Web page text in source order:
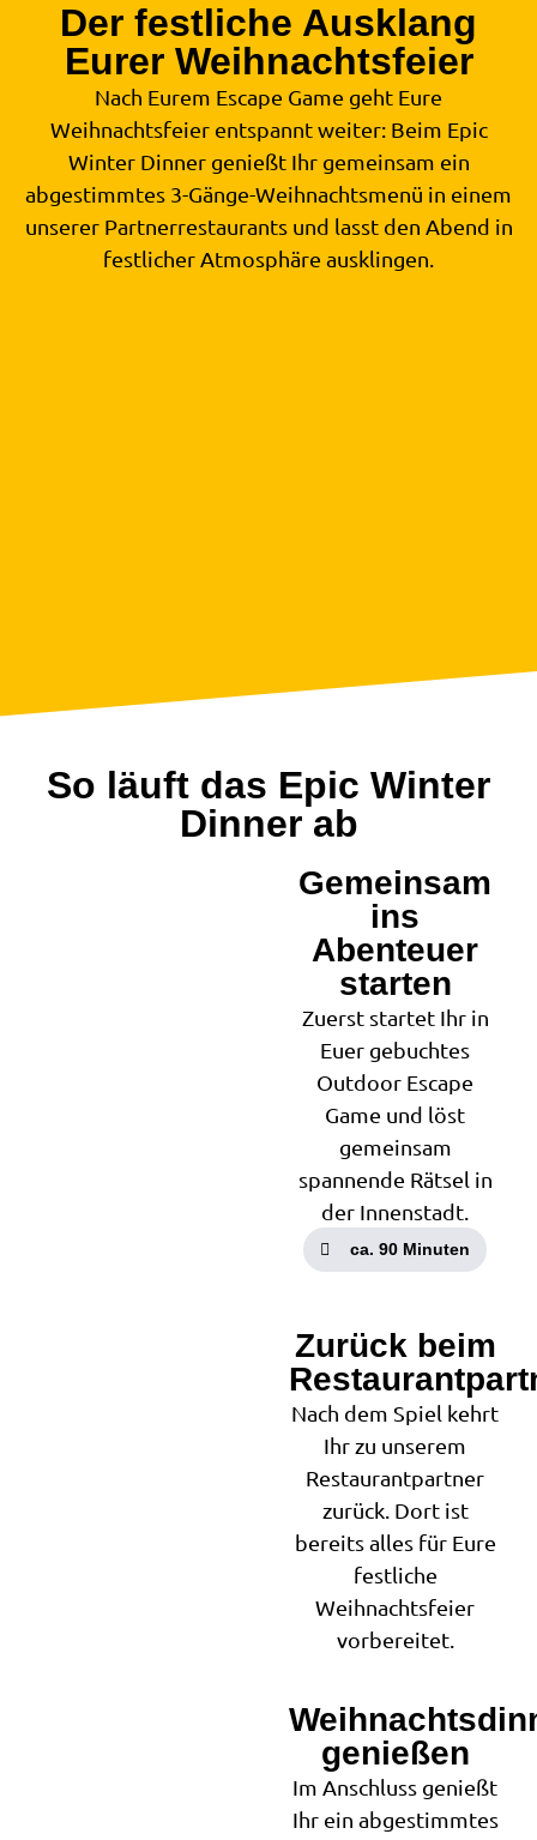
Der festliche Ausklang
Eurer Weihnachtsfeier
Nach Eurem Escape Game geht Eure
Weihnachtsfeier entspannt weiter: Beim Epic
Winter Dinner genießt Ihr gemeinsam ein
abgestimmtes 3-Gänge-Weihnachtsmenü in einem
unserer Partnerrestaurants und lasst den Abend in
festlicher Atmosphäre ausklingen.
So läuft das Epic Winter
Dinner ab
Gemeinsam
ins
Abenteuer
starten
Zuerst startet Ihr in
Euer gebuchtes
Outdoor Escape
Game und löst
gemeinsam
spannende Rätsel in
der Innenstadt.
ca. 90 Minuten
Zurück beim
Nach dem Spiel kehrt
Ihr zu unserem
Restaurantpartner
zurück. Dort ist
bereits alles für Eure
festliche
Weihnachtsfeier
vorbereitet.
genießen
Im Anschluss genießt
Ihr ein abgestimmtes